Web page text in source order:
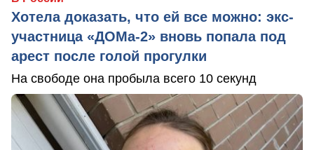
Хотела доказать, что ей все можно: экс-
участница «ДОМа-2» вновь попала под
арест после голой прогулки
На свободе она пробыла всего 10 секунд